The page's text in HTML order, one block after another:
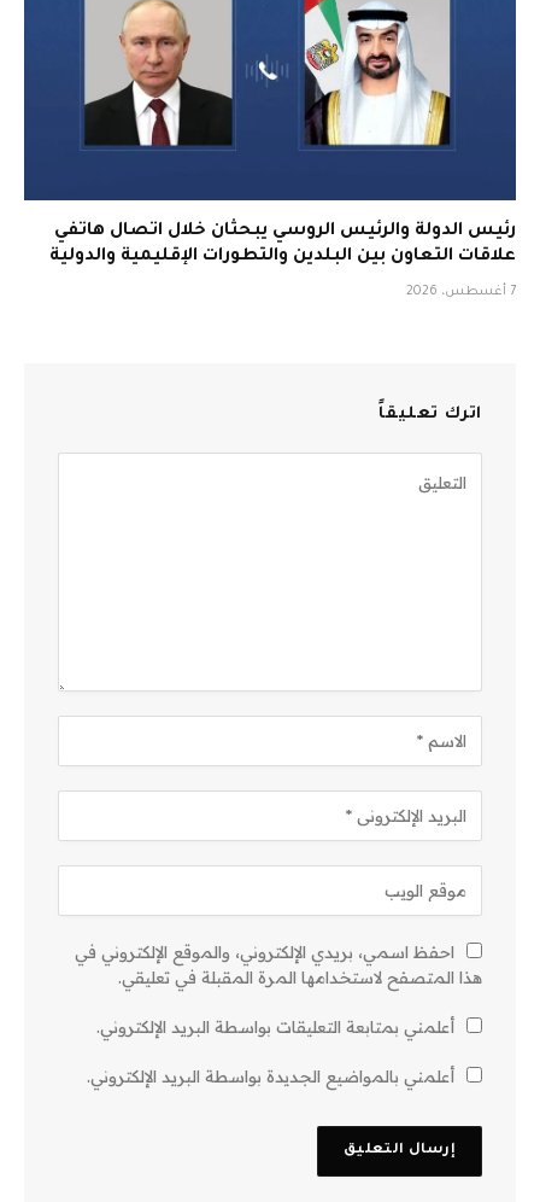
رئيس الدولة والرئيس الروسي يبحثان خلال اتصال هاتفي
علاقات التعاون بين البلدين والتطورات الإقليمية والدولية
7 أغسطس، 2026
اترك تعليقاً
احفظ اسمي، بريدي الإلكتروني، والموقع الإلكتروني في
هذا المتصفح لاستخدامها المرة المقبلة في تعليقي.
أعلمني بمتابعة التعليقات بواسطة البريد الإلكتروني.
أعلمني بالمواضيع الجديدة بواسطة البريد الإلكتروني.